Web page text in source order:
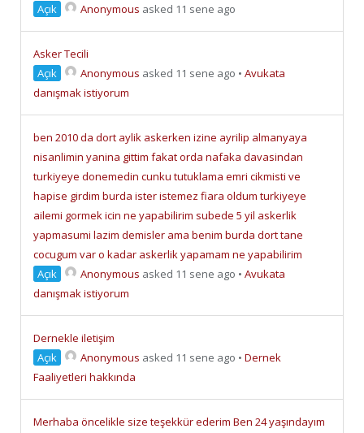
Açık
Anonymous asked 11 sene ago
Asker Tecili
Açık
Anonymous asked 11 sene ago • Avukata
danışmak istiyorum
ben 2010 da dort aylik askerken izine ayrilip almanyaya
nisanlimin yanina gittim fakat orda nafaka davasindan
turkiyeye donemedin cunku tutuklama emri cikmisti ve
hapise girdim burda ister istemez fiara oldum turkiyeye
ailemi gormek icin ne yapabilirim subede 5 yil askerlik
yapmasumi lazim demisler ama benim burda dort tane
cocugum var o kadar askerlik yapamam ne yapabilirim
Açık
Anonymous asked 11 sene ago • Avukata
danışmak istiyorum
Dernekle iletişim
Açık
Anonymous asked 11 sene ago • Dernek
Faaliyetleri hakkında
Merhaba öncelikle size teşekkür ederim Ben 24 yaşındayım